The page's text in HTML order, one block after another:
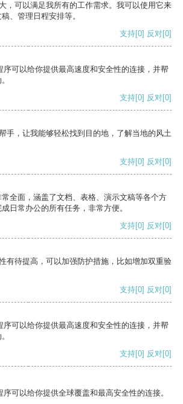
，可以满足我所有的工作需求。我可以使用它来
、管理日程安排等。
支持[0] 反对[0]
序可以给你提供最高速度和安全性的连接，并帮
支持[0] 反对[0]
手，让我能够轻松找到目的地，了解当地的风土
支持[0] 反对[0]
全面，涵盖了文档、表格、演示文稿等各个方
日常办公的所有任务，非常方便。
支持[0] 反对[0]
有待提高，可以加强防护措施，比如增加双重验
支持[0] 反对[0]
序可以给你提供最高速度和安全性的连接，并帮
支持[0] 反对[0]
可以给你提供全球覆盖和最高安全性的连接。